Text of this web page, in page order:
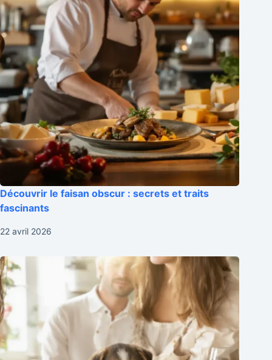
Découvrir le faisan obscur : secrets et traits
fascinants
22 avril 2026